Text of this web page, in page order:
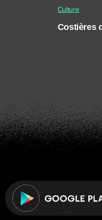
Culture
Costières